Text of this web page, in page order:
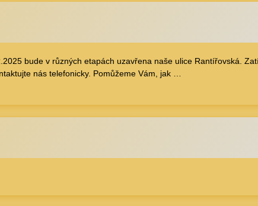
bude v různých etapách uzavřena naše ulice Rantířovská.
nás telefonicky. Pomůžeme Vám, jak …